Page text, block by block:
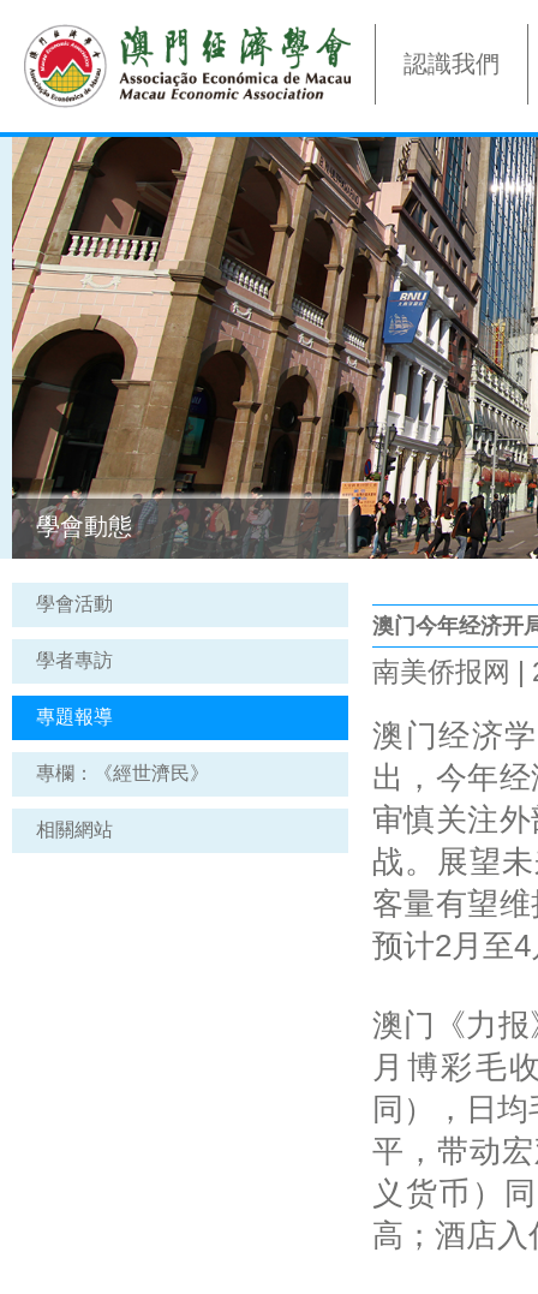
認識我們
學會動態
學會活動
學者專訪
專題報導
專欄：《經世濟民》
相關網站
澳门今年经济开
南美侨报网 |
澳门经济
出，今年
审慎关注
战。展望
客量有望
预计2月至
澳门《力报
月博彩毛
同），日
平，带动
义货币）
高；酒店入